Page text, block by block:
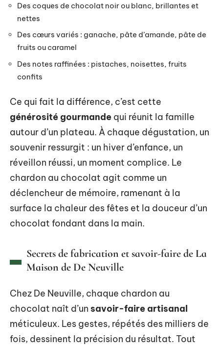
Des coques de chocolat noir ou blanc, brillantes et
nettes
Des cœurs variés : ganache, pâte d’amande, pâte de
fruits ou caramel
Des notes raffinées : pistaches, noisettes, fruits
confits
Ce qui fait la différence, c’est cette
générosité gourmande qui réunit la famille
autour d’un plateau. À chaque dégustation, un
souvenir ressurgit : un hiver d’enfance, un
réveillon réussi, un moment complice. Le
chardon au chocolat agit comme un
déclencheur de mémoire, ramenant à la
surface la chaleur des fêtes et la douceur d’un
chocolat fondant dans la main.
Secrets de fabrication et savoir-faire de La
Maison de De Neuville
Chez De Neuville, chaque chardon au
chocolat naît d’un savoir-faire artisanal
méticuleux. Les gestes, répétés des milliers de
fois, dessinent la précision du résultat. Tout